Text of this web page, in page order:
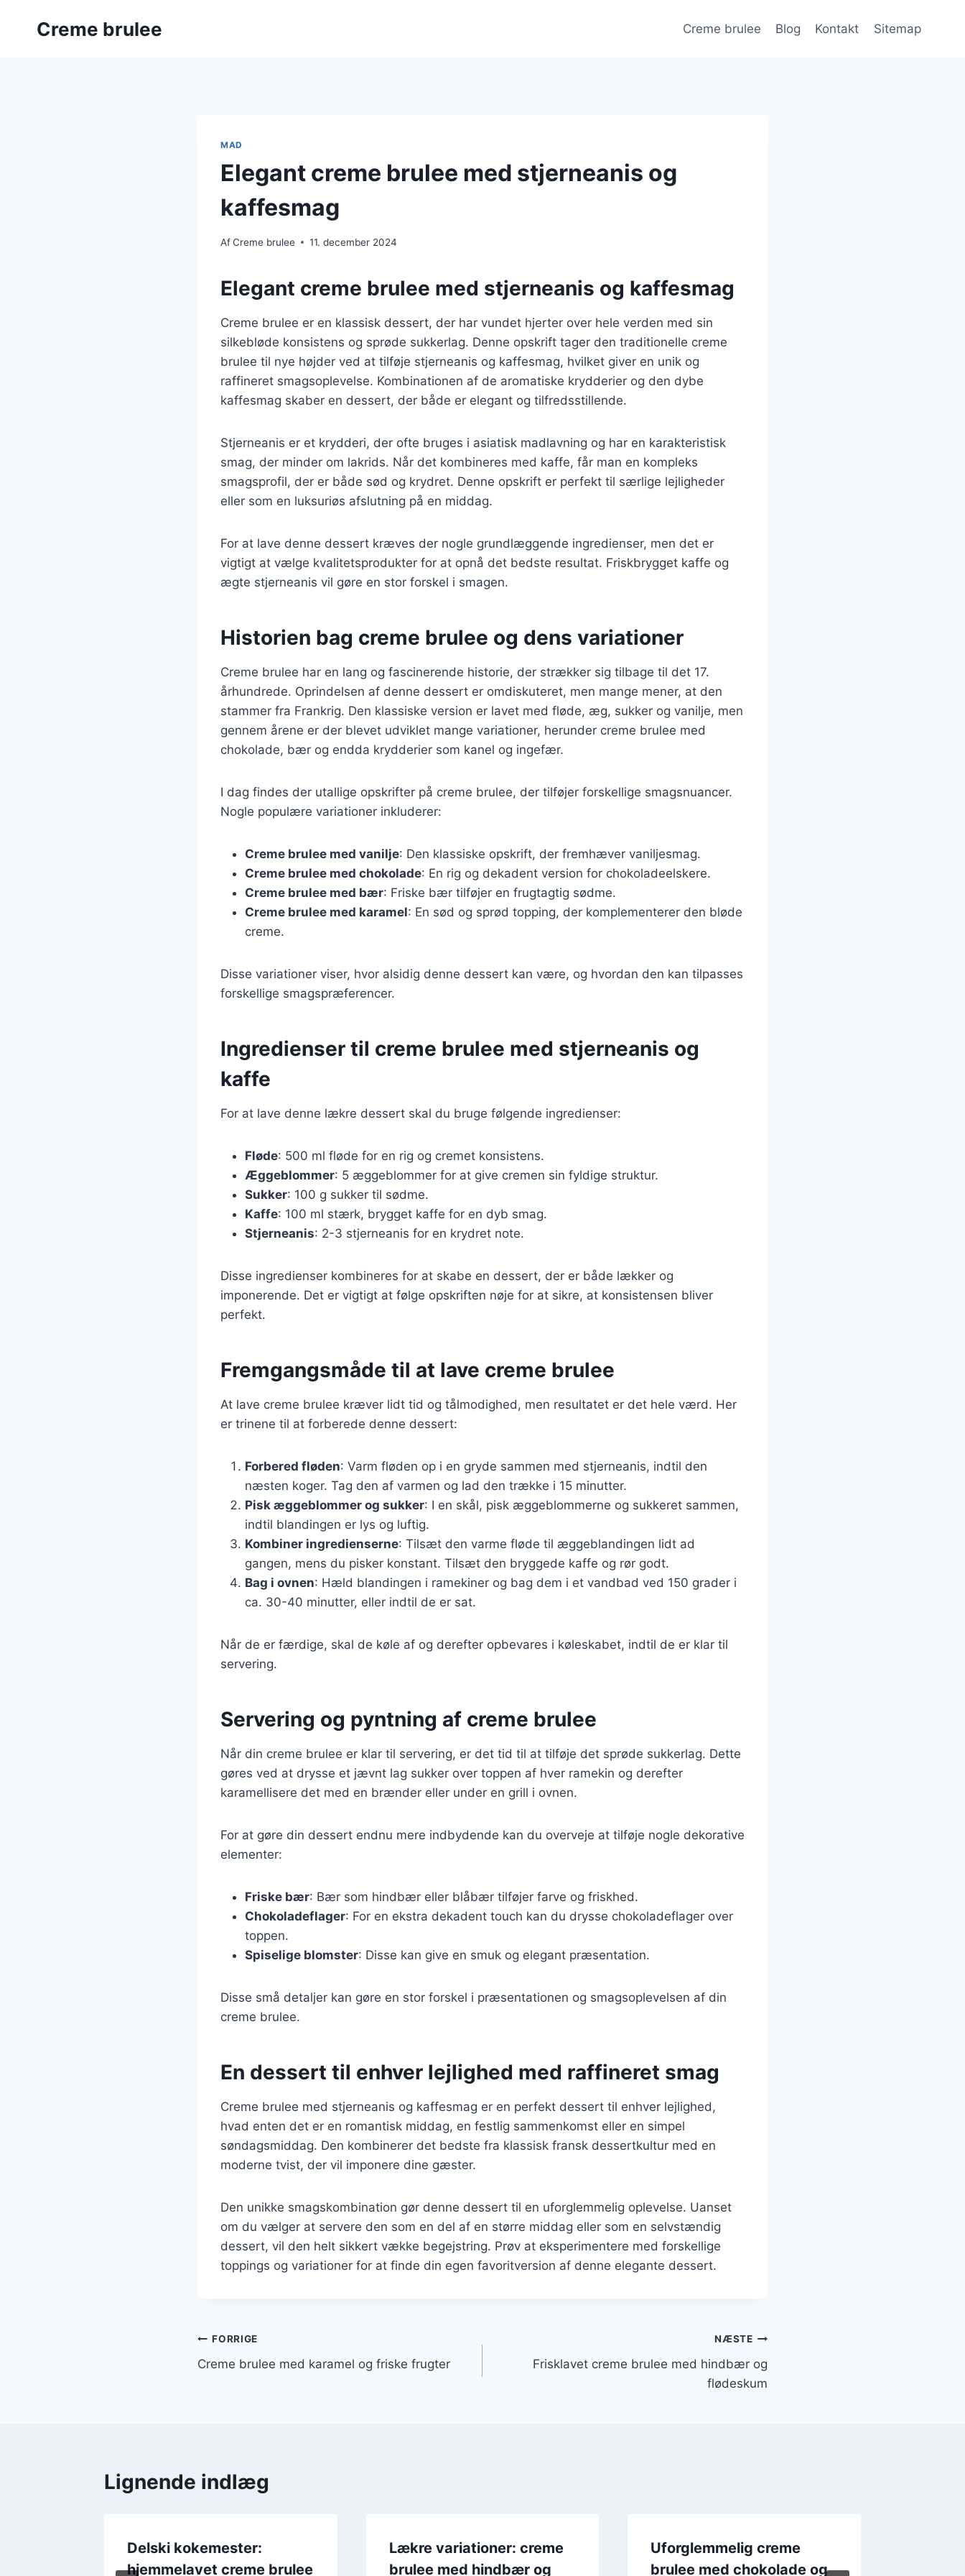
Creme brulee Creme brulee Blog Kontakt Sitemap
MAD
Elegant creme brulee med stjerneanis og
kaffesmag
AfCreme brulee 11. december 2024
Elegant creme brulee med stjerneanis og kaffesmag
Creme brulee er en klassisk dessert, der har vundet hjerter over hele verden med sin
silkebløde konsistens og sprøde sukkerlag. Denne opskrift tager den traditionelle creme
brulee til nye højder ved at tilføje stjerneanis og kaffesmag, hvilket giver en unik og
raffineret smagsoplevelse. Kombinationen af de aromatiske krydderier og den dybe
kaffesmag skaber en dessert, der både er elegant og tilfredsstillende.
Stjerneanis er et krydderi, der ofte bruges i asiatisk madlavning og har en karakteristisk
smag, der minder om lakrids. Når det kombineres med kaffe, får man en kompleks
smagsprofil, der er både sød og krydret. Denne opskrift er perfekt til særlige lejligheder
eller som en luksuriøs afslutning på en middag.
For at lave denne dessert kræves der nogle grundlæggende ingredienser, men det er
vigtigt at vælge kvalitetsprodukter for at opnå det bedste resultat. Friskbrygget kaffe og
ægte stjerneanis vil gøre en stor forskel i smagen.
Historien bag creme brulee og dens variationer
Creme brulee har en lang og fascinerende historie, der strækker sig tilbage til det 17.
århundrede. Oprindelsen af denne dessert er omdiskuteret, men mange mener, at den
stammer fra Frankrig. Den klassiske version er lavet med fløde, æg, sukker og vanilje, men
gennem årene er der blevet udviklet mange variationer, herunder creme brulee med
chokolade, bær og endda krydderier som kanel og ingefær.
I dag findes der utallige opskrifter på creme brulee, der tilføjer forskellige smagsnuancer.
Nogle populære variationer inkluderer:
Creme brulee med vanilje: Den klassiske opskrift, der fremhæver vaniljesmag.
Creme brulee med chokolade: En rig og dekadent version for chokoladeelskere.
Creme brulee med bær: Friske bær tilføjer en frugtagtig sødme.
Creme brulee med karamel: En sød og sprød topping, der komplementerer den bløde
creme.
Disse variationer viser, hvor alsidig denne dessert kan være, og hvordan den kan tilpasses
forskellige smagspræferencer.
Ingredienser til creme brulee med stjerneanis og
kaffe
For at lave denne lækre dessert skal du bruge følgende ingredienser:
Fløde: 500 ml fløde for en rig og cremet konsistens.
Æggeblommer: 5 æggeblommer for at give cremen sin fyldige struktur.
Sukker: 100 g sukker til sødme.
Kaffe: 100 ml stærk, brygget kaffe for en dyb smag.
Stjerneanis: 2-3 stjerneanis for en krydret note.
Disse ingredienser kombineres for at skabe en dessert, der er både lækker og
imponerende. Det er vigtigt at følge opskriften nøje for at sikre, at konsistensen bliver
perfekt.
Fremgangsmåde til at lave creme brulee
At lave creme brulee kræver lidt tid og tålmodighed, men resultatet er det hele værd. Her
er trinene til at forberede denne dessert:
Forbered fløden: Varm fløden op i en gryde sammen med stjerneanis, indtil den
næsten koger. Tag den af varmen og lad den trække i 15 minutter.
Pisk æggeblommer og sukker: I en skål, pisk æggeblommerne og sukkeret sammen,
indtil blandingen er lys og luftig.
Kombiner ingredienserne: Tilsæt den varme fløde til æggeblandingen lidt ad
gangen, mens du pisker konstant. Tilsæt den bryggede kaffe og rør godt.
Bag i ovnen: Hæld blandingen i ramekiner og bag dem i et vandbad ved 150 grader i
ca. 30-40 minutter, eller indtil de er sat.
Når de er færdige, skal de køle af og derefter opbevares i køleskabet, indtil de er klar til
servering.
Servering og pyntning af creme brulee
Når din creme brulee er klar til servering, er det tid til at tilføje det sprøde sukkerlag. Dette
gøres ved at drysse et jævnt lag sukker over toppen af hver ramekin og derefter
karamellisere det med en brænder eller under en grill i ovnen.
For at gøre din dessert endnu mere indbydende kan du overveje at tilføje nogle dekorative
elementer:
Friske bær: Bær som hindbær eller blåbær tilføjer farve og friskhed.
Chokoladeflager: For en ekstra dekadent touch kan du drysse chokoladeflager over
toppen.
Spiselige blomster: Disse kan give en smuk og elegant præsentation.
Disse små detaljer kan gøre en stor forskel i præsentationen og smagsoplevelsen af din
creme brulee.
En dessert til enhver lejlighed med raffineret smag
Creme brulee med stjerneanis og kaffesmag er en perfekt dessert til enhver lejlighed,
hvad enten det er en romantisk middag, en festlig sammenkomst eller en simpel
søndagsmiddag. Den kombinerer det bedste fra klassisk fransk dessertkultur med en
moderne tvist, der vil imponere dine gæster.
Den unikke smagskombination gør denne dessert til en uforglemmelig oplevelse. Uanset
om du vælger at servere den som en del af en større middag eller som en selvstændig
dessert, vil den helt sikkert vække begejstring. Prøv at eksperimentere med forskellige
toppings og variationer for at finde din egen favoritversion af denne elegante dessert.
Indlægsnavigation
FORRIGE
Creme brulee med karamel og friske frugter
NÆSTE
Frisklavet creme brulee med hindbær og
flødeskum
Lignende indlæg
Delski kokemester:
hjemmelavet creme brulee
Lækre variationer: creme
brulee med hindbær og
Uforglemmelig creme
brulee med chokolade og